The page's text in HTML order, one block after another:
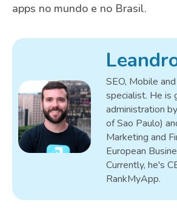
apps no mundo e no Brasil.
SEO, Mobile
specialist. He is
administration
of Sao Paulo)
Marketing and
European
Currently, he's
RankMyApp.